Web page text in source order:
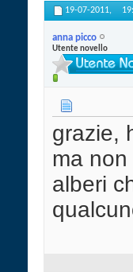
19-07-2011,
anna picco
Utente novello
grazie,
ma
alberi